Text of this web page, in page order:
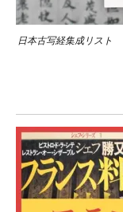
日本古写経集成リスト